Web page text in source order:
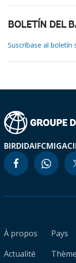
BOLETÍN DEL
Suscríbase al boletín
BIRDIDAIFCMIGA
À propos
Actualité
Pays